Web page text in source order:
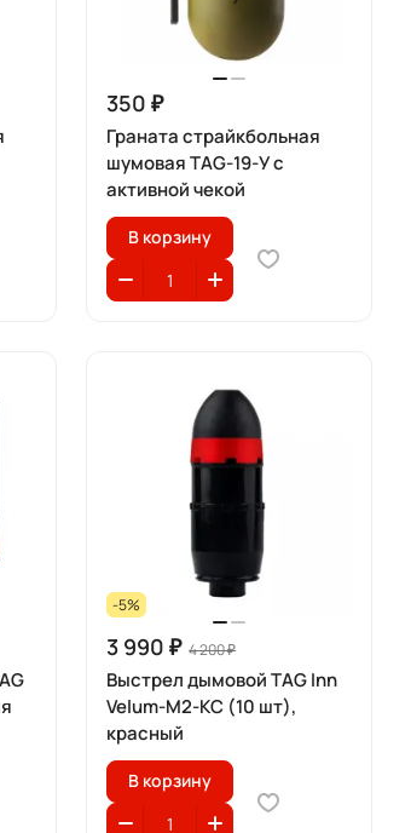
350 ₽
Граната страйкбольная
шумовая TAG-19-У с
активной чекой
В корзину
-5%
3 990 ₽ 4 200 ₽
Выстрел дымовой TAG Inn
Velum-М2-KC (10 шт),
красный
В корзину